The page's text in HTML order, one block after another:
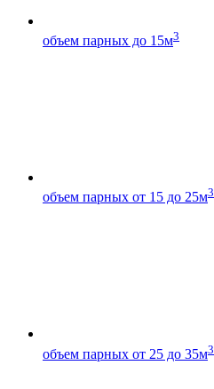
объем парных до 15м3
объем парных от 15 до 25м3
объем парных от 25 до 35м3